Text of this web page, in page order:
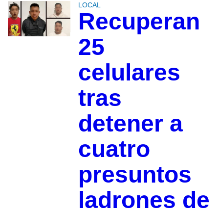
LOCAL
Recuperan
25
celulares
tras
detener a
cuatro
presuntos
ladrones de